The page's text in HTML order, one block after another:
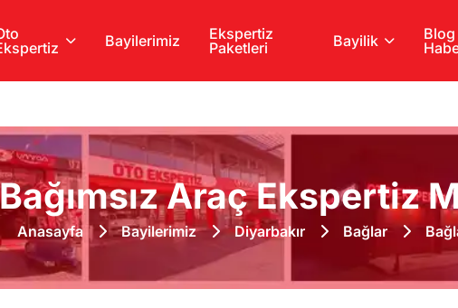
Bayilerimiz
Ekspertiz
Paketleri
Bayilik
Araç Ekspertiz
Anasayfa Bayilerimiz Diyarbakır Bağlar